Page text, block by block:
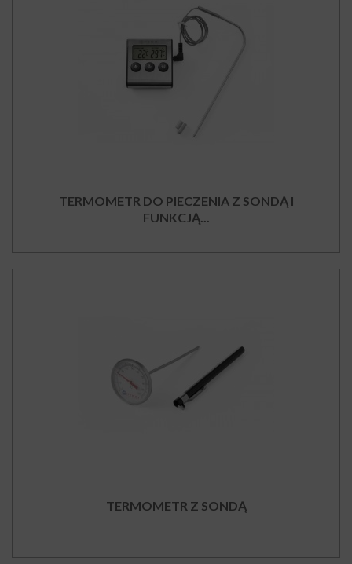
TERMOMETR DO PIECZENIA Z SONDĄ I
FUNKCJĄ...
TERMOMETR Z SONDĄ